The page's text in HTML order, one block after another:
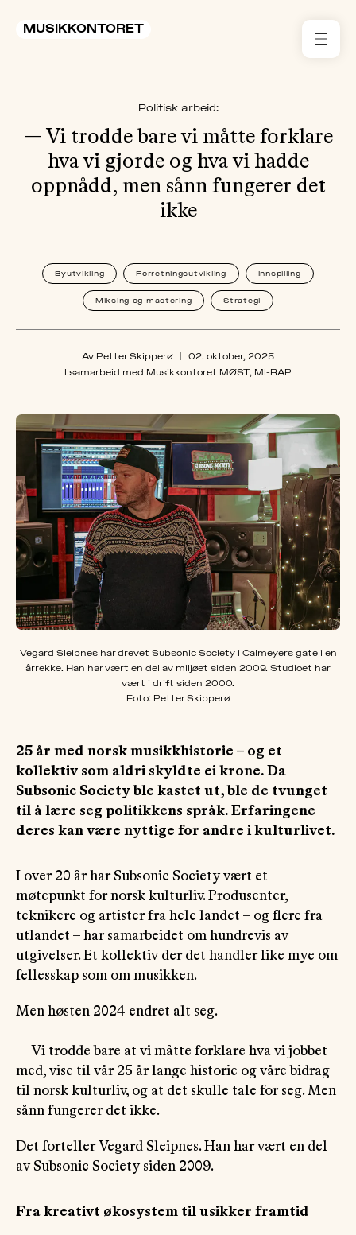
MUSIKKONTORET
Politisk arbeid:
— Vi trodde bare vi måtte forklare
hva vi gjorde og hva vi hadde
oppnådd, men sånn fungerer det
ikke
Byutvikling Forretningsutvikling Innspilling
Miksing og mastering Strategi
Av Petter Skipperø
02. oktober, 2025
I samarbeid med Musikkontoret MØST, MI-RAP
Vegard Sleipnes har drevet Subsonic Society i Calmeyers gate i en
årrekke. Han har vært en del av miljøet siden 2009. Studioet har
vært i drift siden 2000.
Foto: Petter Skipperø
25 år med norsk musikkhistorie – og et
kollektiv som aldri skyldte ei krone. Da
Subsonic Society ble kastet ut, ble de tvunget
til å lære seg politikkens språk. Erfaringene
deres kan være nyttige for andre i kulturlivet.
I over 20 år har Subsonic Society vært et
møtepunkt for norsk kulturliv. Produsenter,
teknikere og artister fra hele landet – og flere fra
utlandet – har samarbeidet om hundrevis av
utgivelser. Et kollektiv der det handler like mye om
fellesskap som om musikken.
Men høsten 2024 endret alt seg.
— Vi trodde bare at vi måtte forklare hva vi jobbet
med, vise til vår 25 år lange historie og våre bidrag
til norsk kulturliv, og at det skulle tale for seg. Men
sånn fungerer det ikke.
Det forteller Vegard Sleipnes. Han har vært en del
av Subsonic Society siden 2009.
Fra kreativt økosystem til usikker framtid